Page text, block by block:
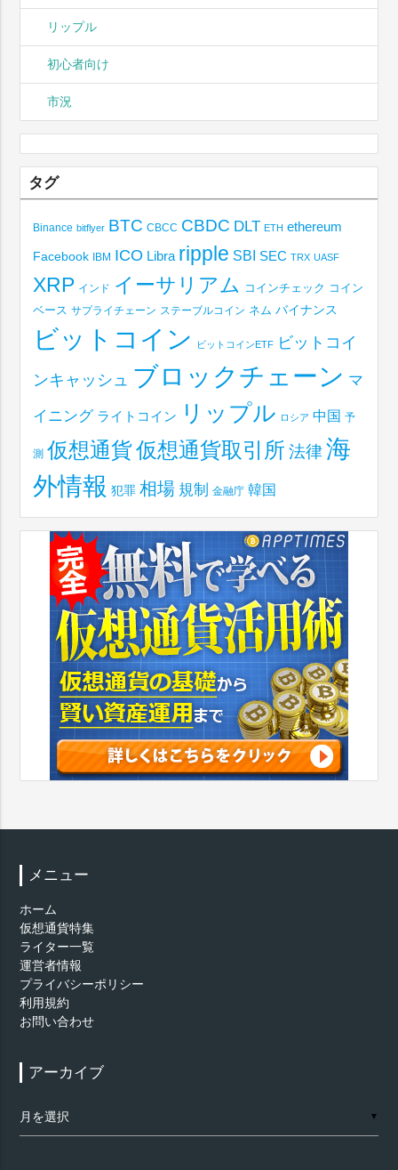
リップル
初心者向け
市況
タグ
Binance bitflyer BTC CBCC CBDC DLT ETH ethereum
Facebook IBM ICO Libra ripple SBI SEC TRX UASF
XRP インド イーサリアム コインチェック コイン
ベース サプライチェーン ステーブルコイン ネム バイナンス
ビットコイン ビットコインETF ビットコイ
ンキャッシュ ブロックチェーン マ
イニング ライトコイン リップル ロシア 中国 予
測 仮想通貨仮想通貨取引所 法律 海
外情報 犯罪 相場 規制 金融庁 韓国
メニュー
ホーム
仮想通貨特集
ライター一覧
運営者情報
プライバシーポリシー
利用規約
お問い合わせ
アーカイブ
ー
▼